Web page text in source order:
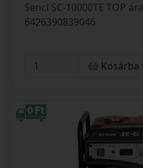
Senci SC-10000TE TOP
6426390839046
Kosárba